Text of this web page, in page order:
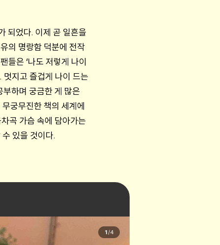
되었다. 이제 곧 일흔을
의 명랑함 덕분에 전작
들은 ‘나도 저렇게 나이
멋지고 즐겁게 나이 드는
하며 궁금한 게 많은
궁무진한 책의 세계에
곡 가슴 속에 담아가는
있을 것이다.
1/4